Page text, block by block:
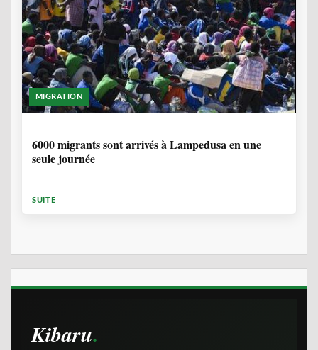
MIGRATION
6000 migrants sont arrivés à Lampedusa en une
seule journée
SUITE
Kibaru